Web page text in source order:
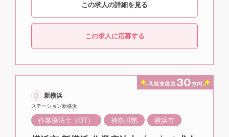
この求人の詳細を見る
この求人に応募する
新横浜
ステーション新横浜
作業療法士（OT） 神奈川県 横浜市